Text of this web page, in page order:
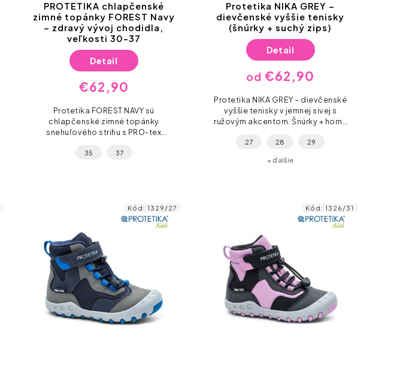
PROTETIKA chlapčenské
zimné topánky FOREST Navy
– zdravý vývoj chodidla,
veľkosti 30-37
€62,90
Detail
Protetika FOREST NAVY sú
chlapčenské zimné topánky
snehuľového strihu s PRO-tex
kože a hrubotkanej textílie udrží
35 37
Protetika NIKA GREY –
dievčenské vyššie tenisky
(šnúrky + suchý zips)
od €62,90
Detail
Protetika NIKA GREY – dievčenské
vyššie tenisky v jemnej sivej s
ružovým akcentom. Šnúrky + horný
podošva zvládne školu, ihrisko aj
27 28 29
+ ďalšie
Kód:1329/27 Kód:1326/31